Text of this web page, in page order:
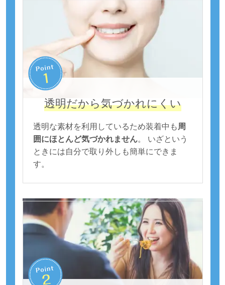
透明だから気づかれにくい
透明な素材を利用しているため装着中も 周
囲にほとんど気づかれません。 いざという
ときには自分で取り外しも簡単にできま
す。